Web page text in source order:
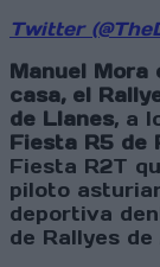
Twitter
Manuel Mora
casa, el
de Llanes, a
Fiesta R5 de
Fiesta R2T
piloto
deportiva
de Rallyes